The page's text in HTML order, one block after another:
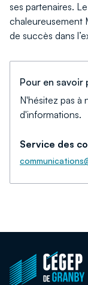
ses partenaires.
chaleureusement
de succès dans
Pour en savoir
N'hésitez pas à
d'informations.
Service des
à